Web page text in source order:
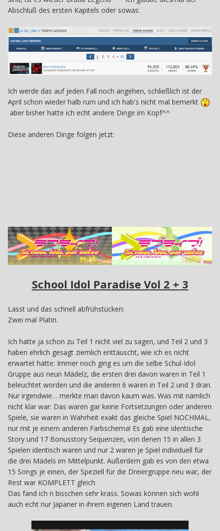
Abschluß des ersten Kapitels oder sowas:
Ich werde das auf jeden Fall noch angehen, schließlich ist der
April schon wieder halb rum und ich hab's nicht mal bemerkt
aber bisher hatte ich echt andere Dinge im Kopf^^
Diese anderen Dinge folgen jetzt:
School Idol Paradise Vol 2 + 3
Lasst und das schnell abfrühstücken:
Zwei mal Platin.
Ich hatte ja schon zu Teil 1 nicht viel zu sagen, und Teil 2 und 3
haben ehrlich gesagt ziemlich enttäuscht, wie ich es nicht
erwartet hätte: Immer noch ging es um die selbe Schul-Idol
Gruppe aus neun Mädelz, die ersten drei davon waren in Teil 1
beleuchtet worden und die anderen 6 waren in Teil 2 und 3 dran.
Nur irgendwie… merkte man davon kaum was. Was mit nämlich
nicht klar war: Das waren gar keine Fortsetzungen oder anderen
Spiele, sie waren in Wahrheit exakt das gleiche Spiel NOCHMAL,
nur mit je einem anderen Farbschema! Es gab eine identische
Story und 17 Bonusstory Sequenzen, von denen 15 in allen 3
Spielen identisch waren und nur 2 waren je Spiel individuell für
die drei Mädels im Mittelpunkt. Außerdem gab es von den etwa
15 Songs je einen, der Speziell für die Dreiergruppe neu war, der
Rest war KOMPLETT gleich.
Das fand ich n bisschen sehr krass. Sowas können sich wohl
auch echt nur Japaner in ihrem eigenen Land trauen.